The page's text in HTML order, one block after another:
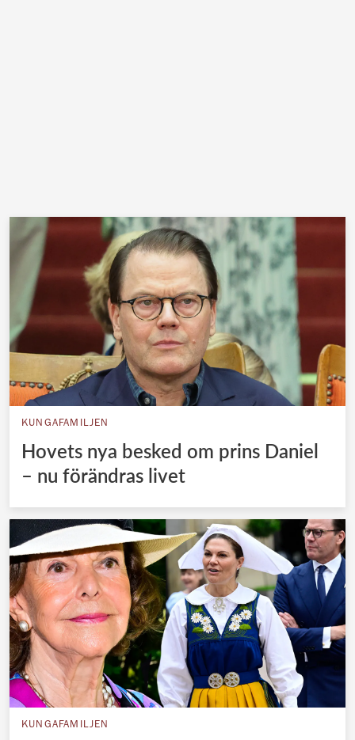
KUNGAFAMILJEN
Hovets nya besked om prins Daniel
– nu förändras livet
KUNGAFAMILJEN